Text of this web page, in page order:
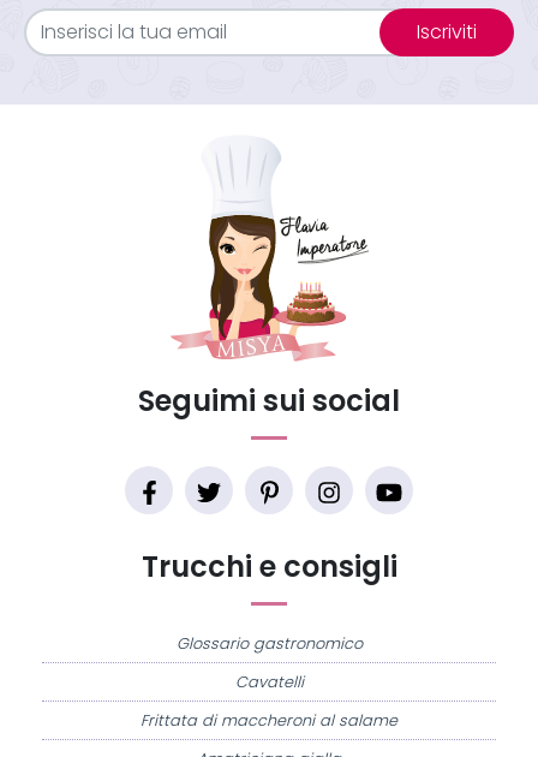
Iscriviti
Trucchi e consigli
Glossario gastronomico
Cavatelli
Frittata di maccheroni al salame
Seguimi sui social